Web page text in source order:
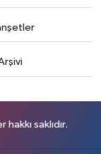
saklıdır.